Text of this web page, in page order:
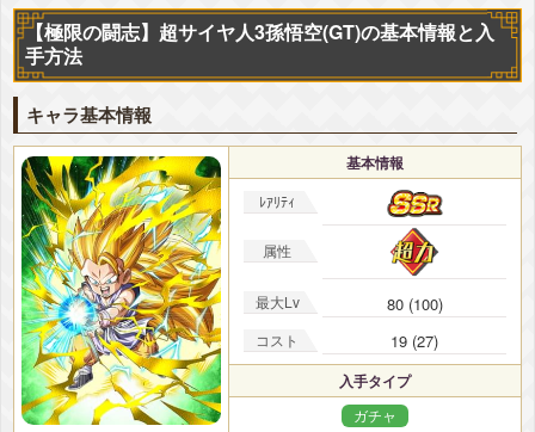
【極限の闘志】超サイヤ人3孫悟空(GT)の基本情報と入
手方法
キャラ基本情報
基本情報
ﾚｱﾘﾃｨ
属性
最大Lv 80 (100)
コスト 19 (27)
入手タイプ
ガチャ